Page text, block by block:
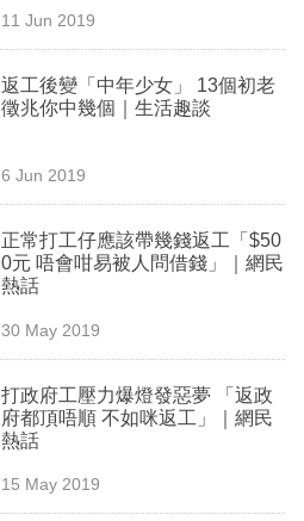
11 Jun 2019
返工後變「中年少女」 13個初老
徵兆你中幾個｜生活趣談
6 Jun 2019
正常打工仔應該帶幾錢返工「$50
0元 唔會咁易被人問借錢」｜網民
熱話
30 May 2019
打政府工壓力爆燈發惡夢 「返政
府都頂唔順 不如咪返工」｜網民
熱話
15 May 2019